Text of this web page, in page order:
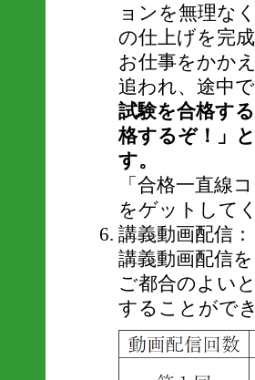
ョンを無理な
の仕上げを完
お仕事をかか
追われ、途中
試験を合格す
格するぞ！」
す。
「合格一直線
をゲットして
講義動画配信
講義動画配信
ご都合のよい
することがで